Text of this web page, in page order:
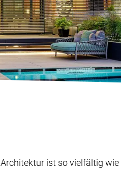
Architektur ist so vielfältig